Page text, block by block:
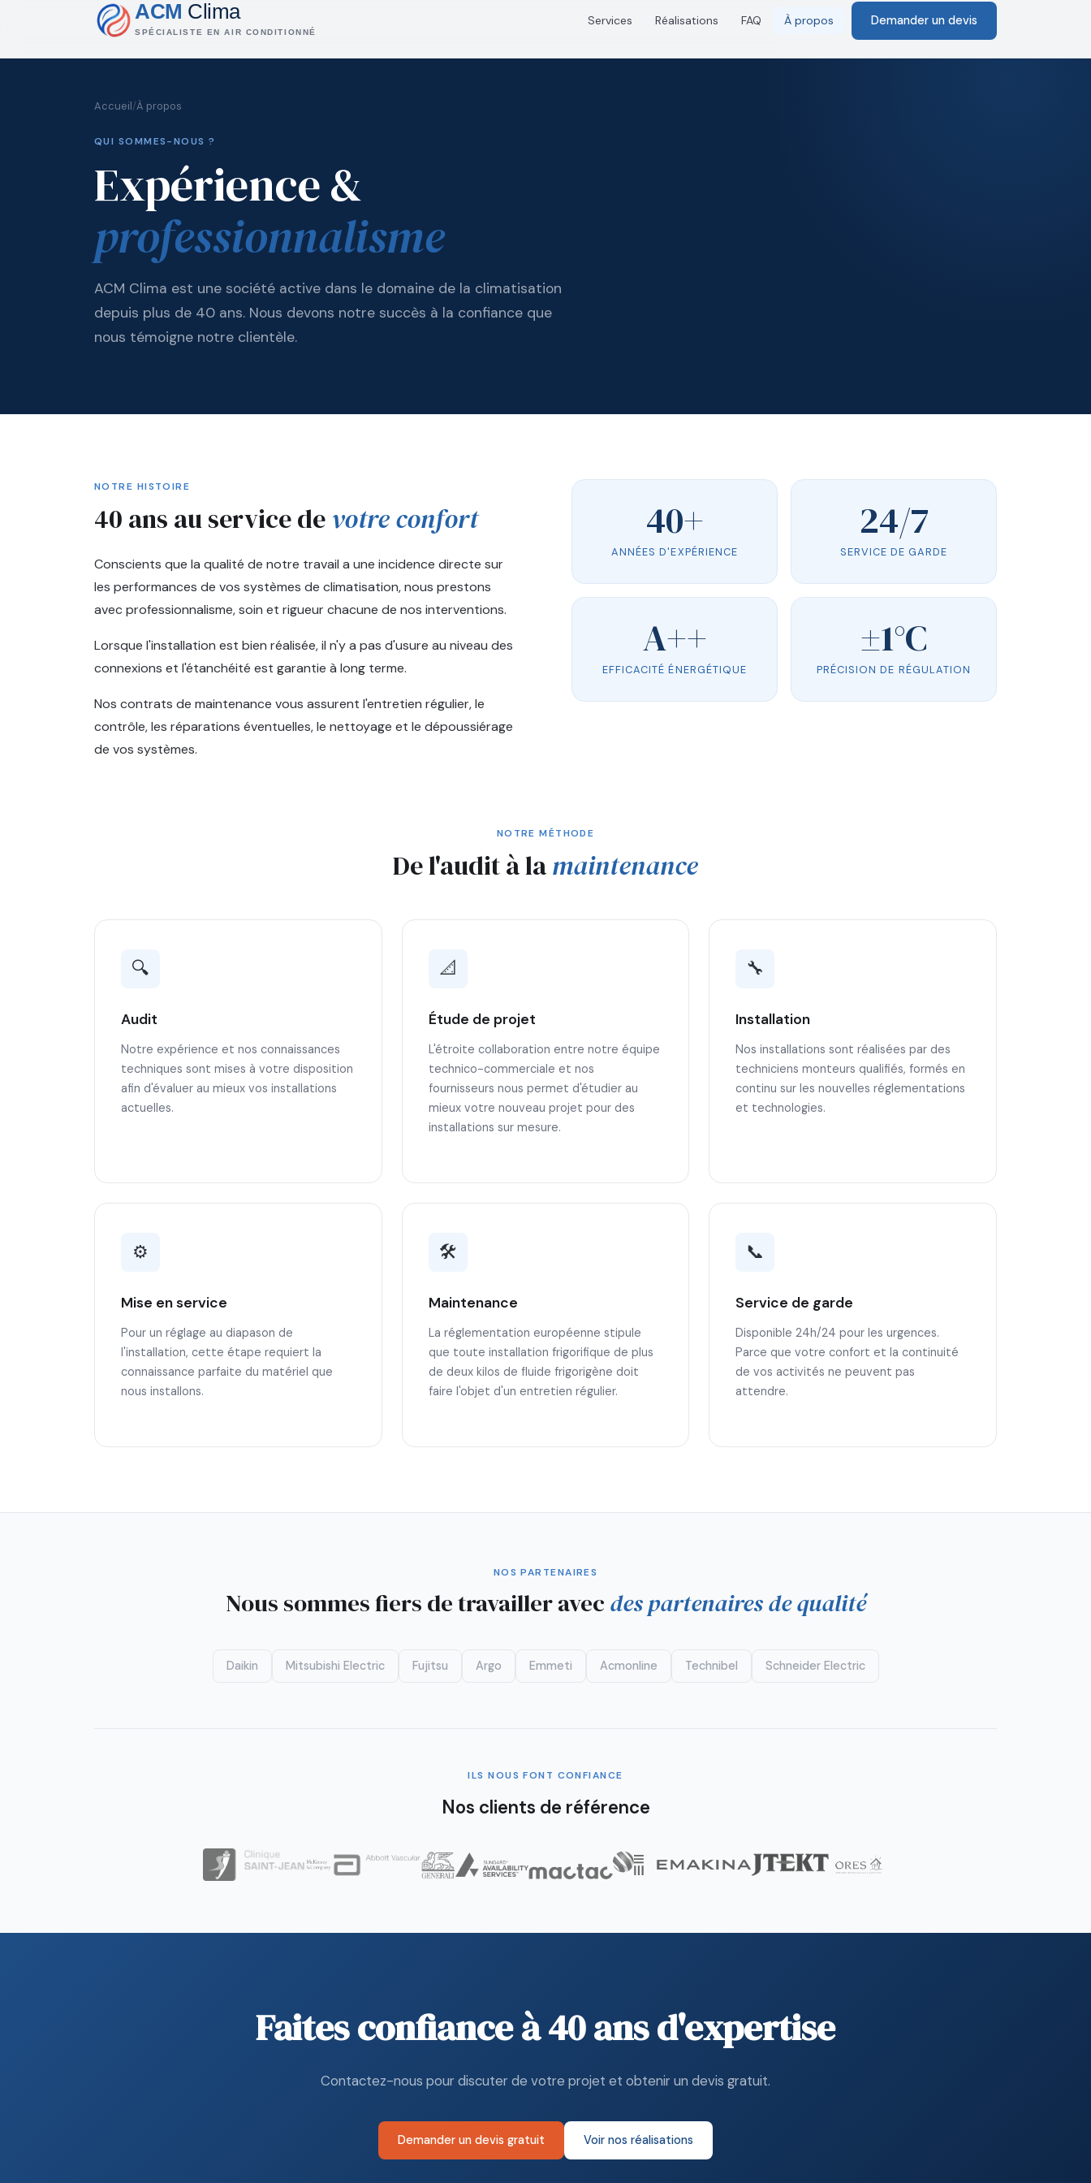
ACM Clima
SPÉCIALISTE EN AIR CONDITIONNÉ
Services Réalisations FAQ À propos Demander un devis
Accueil/À propos
QUI SOMMES-NOUS ?
Expérience &
professionnalisme
ACM Clima est une société active dans le domaine de la climatisation
depuis plus de 40 ans. Nous devons notre succès à la confiance que
nous témoigne notre clientèle.
NOTRE HISTOIRE
40 ans au service devotre confort
Conscients que la qualité de notre travail a une incidence directe sur
les performances de vos systèmes de climatisation, nous prestons
avec professionnalisme, soin et rigueur chacune de nos interventions.
Lorsque l'installation est bien réalisée, il n'y a pas d'usure au niveau des
connexions et l'étanchéité est garantie à long terme.
Nos contrats de maintenance vous assurent l'entretien régulier, le
contrôle, les réparations éventuelles, le nettoyage et le dépoussiérage
de vos systèmes.
40+
ANNÉES D'EXPÉRIENCE
24/7
SERVICE DE GARDE
A++
EFFICACITÉ ÉNERGÉTIQUE
±1°C
PRÉCISION DE RÉGULATION
NOTRE MÉTHODE
De l'audit à lamaintenance
🔍
Audit
Notre expérience et nos connaissances
techniques sont mises à votre disposition
afin d'évaluer au mieux vos installations
actuelles.
📐
Étude de projet
L'étroite collaboration entre notre équipe
technico-commerciale et nos
fournisseurs nous permet d'étudier au
mieux votre nouveau projet pour des
installations sur mesure.
🔧
Installation
Nos installations sont réalisées par des
techniciens monteurs qualifiés, formés en
continu sur les nouvelles réglementations
et technologies.
⚙️
Mise en service
Pour un réglage au diapason de
l'installation, cette étape requiert la
connaissance parfaite du matériel que
nous installons.
🛠️
Maintenance
La réglementation européenne stipule
que toute installation frigorifique de plus
de deux kilos de fluide frigorigène doit
faire l'objet d'un entretien régulier.
📞
Service de garde
Disponible 24h/24 pour les urgences.
Parce que votre confort et la continuité
de vos activités ne peuvent pas
attendre.
NOS PARTENAIRES
Nous sommes fiers de travailler avec des partenaires de qualité
Daikin Mitsubishi Electric Fujitsu Argo Emmeti Acmonline Technibel Schneider Electric
ILS NOUS FONT CONFIANCE
Nos clients de référence
Faites confiance à 40 ans d'expertise
Contactez-nous pour discuter de votre projet et obtenir un devis gratuit.
Demander un devis gratuit Voir nos réalisations